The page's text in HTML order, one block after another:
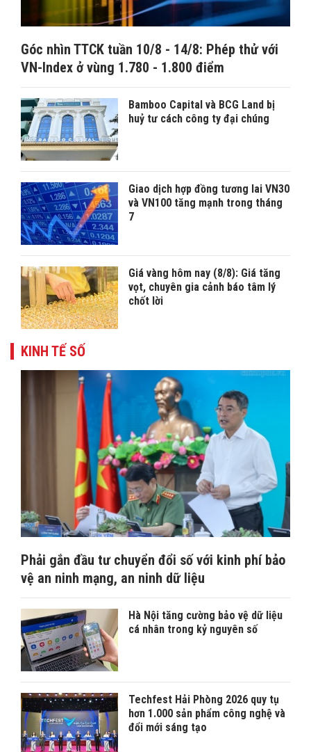
Góc nhìn TTCK tuần 10/8 - 14/8: Phép thử với
VN-Index ở vùng 1.780 - 1.800 điểm
Bamboo Capital và BCG Land bị
huỷ tư cách công ty đại chúng
Giao dịch hợp đồng tương lai VN30
và VN100 tăng mạnh trong tháng
7
Giá vàng hôm nay (8/8): Giá tăng
vọt, chuyên gia cảnh báo tâm lý
chốt lời
KINH TẾ SỐ
Phải gắn đầu tư chuyển đổi số với kinh phí bảo
vệ an ninh mạng, an ninh dữ liệu
Hà Nội tăng cường bảo vệ dữ liệu
cá nhân trong kỷ nguyên số
Techfest Hải Phòng 2026 quy tụ
hơn 1.000 sản phẩm công nghệ và
đổi mới sáng tạo